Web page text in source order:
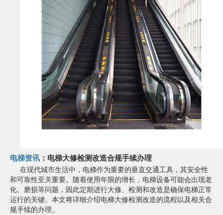
电梯资讯 ：电梯大修检测改造合规手续办理
在现代城市生活中，电梯作为重要的垂直交通工具，其安全性
和可靠性至关重要。随着使用年限的增长，电梯设备可能会出现老
化、磨损等问题，因此定期进行大修、检测和改造是确保电梯正常
运行的关键。本文将详细介绍电梯大修检测改造的流程以及相关合
规手续的办理。